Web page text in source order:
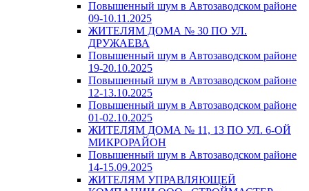
Повышенный шум в Автозаводском районе
09-10.11.2025
ЖИТЕЛЯМ ДОМА № 30 ПО УЛ.
ДРУЖАЕВА
Повышенный шум в Автозаводском районе
19-20.10.2025
Повышенный шум в Автозаводском районе
12-13.10.2025
Повышенный шум в Автозаводском районе
01-02.10.2025
ЖИТЕЛЯМ ДОМА № 11, 13 ПО УЛ. 6-ОЙ
МИКРОРАЙОН
Повышенный шум в Автозаводском районе
14-15.09.2025
ЖИТЕЛЯМ УПРАВЛЯЮЩЕЙ